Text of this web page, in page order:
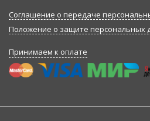
Соглашение о передаче
Положение о защите персональных
Принимаем к оплате